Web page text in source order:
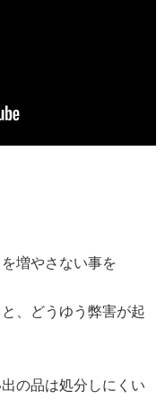
増やさない事を
、どうゆう弊害が起
の品は処分しにくい